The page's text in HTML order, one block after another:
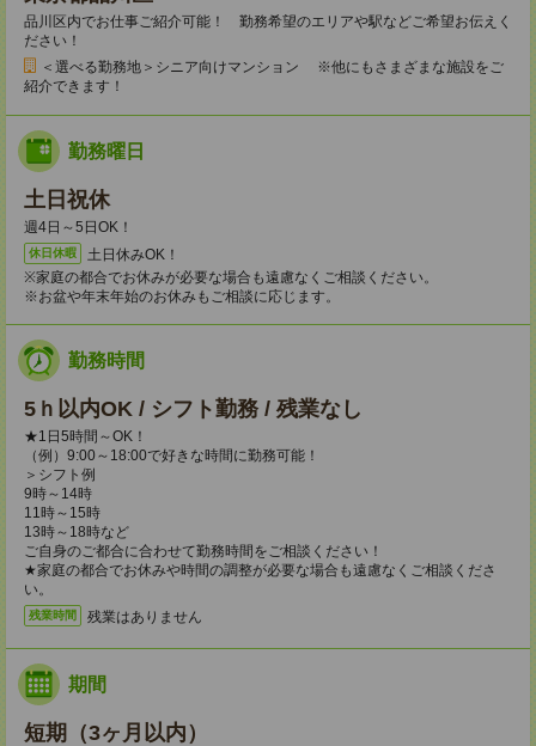
品川区内でお仕事ご紹介可能！ 勤務希望のエリアや駅などご希望お伝えく
ださい！
＜選べる勤務地＞シニア向けマンション ※他にもさまざまな施設をご
紹介できます！
勤務曜日
土日祝休
週4日～5日OK！
休日休暇
土日休みOK！
※家庭の都合でお休みが必要な場合も遠慮なくご相談ください。
※お盆や年末年始のお休みもご相談に応じます。
勤務時間
5ｈ以内OK / シフト勤務 / 残業なし
★1日5時間～OK！
（例）9:00～18:00で好きな時間に勤務可能！
＞シフト例
9時～14時
11時～15時
13時～18時など
ご自身のご都合に合わせて勤務時間をご相談ください！
★家庭の都合でお休みや時間の調整が必要な場合も遠慮なくご相談くださ
い。
残業時間 残業はありません
期間
短期（3ヶ月以内）